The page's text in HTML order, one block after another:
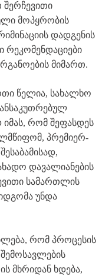
შერჩევითი
მოპყრობის
დადგენის
რეკომენდაციები
მიმართ.
წელია, სახალხო
იმას, რომ შეფასდეს
, პრემიერ-
შესაბამისად,
დავალიანების
სამართლის
უნდა
, რომ პროცესის
შემოსავლების
მხრიდან ხდება,